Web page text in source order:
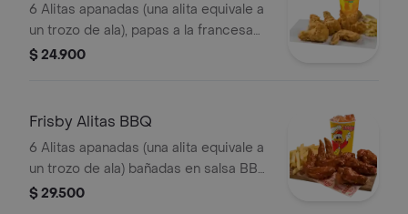
6 Alitas apanadas (una alita equivale a
un trozo de ala), papas a la francesa
mediana (60 g) y gaseosa (325 ml)
$ 24.900
Frisby Alitas BBQ
6 Alitas apanadas (una alita equivale a
un trozo de ala) bañadas en salsa BBQ
ligeramente picante , papas a la
$ 29.500